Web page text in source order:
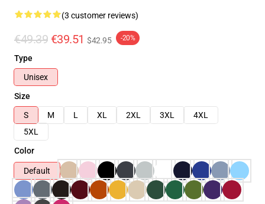
(3 customer reviews)
€49.39 €39.51 $42.95 -20%
Type
Unisex
Size
S
M L XL 2XL 3XL
4XL
5XL
Color
Default